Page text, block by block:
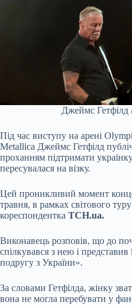
Джеймс Гетфілд
Під час виступу на арені
Metallica Джеймс Гетфілд
проханням підтримати
пересувалася на візку.
Цей проникливий момент
травня, в рамках світового
кореспондентка ТСН.ua.
Виконавець розповів, що до
спілкувався з нею і
подругу з України».
За словами Гетфілда, жінку
вона не могла перебувати у